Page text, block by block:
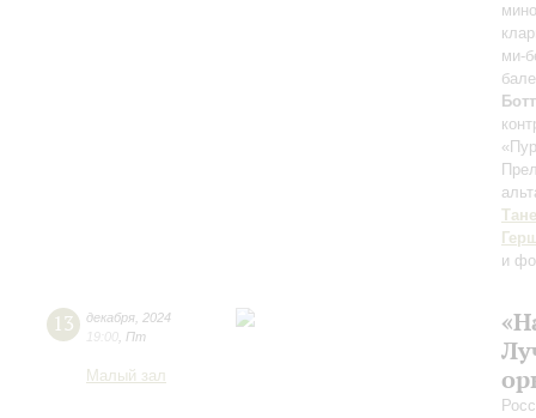
ми-
и
13 декабря 2024
19:00 Пт
Малый зал